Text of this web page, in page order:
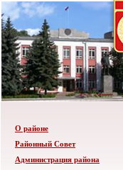
О районе
Районный Совет
Администрация района